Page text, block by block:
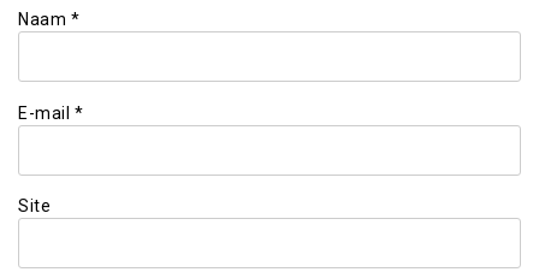
Naam *
E-mail *
Site